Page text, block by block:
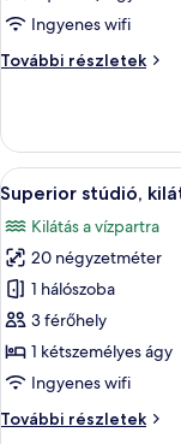
szoba
kétszemélyes
ággyal,
a
tengerpartra
Ingyenes wifi
További részletek
Superior
kilátással
tengerpartra
további
részletei
A
következő
szoba
összes
képének
megtekintése:
Superior
stúdió,
kilátással
a
2
Superior stúdió,
Kilátás a vízpartra
20 négyzetméter
1 hálószoba
3 férőhely
1 kétszemélyes ágy
Ingyenes wifi
További részletek
Superior